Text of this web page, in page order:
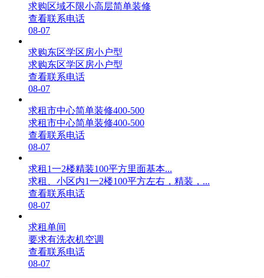
求购区域不限小高层简单装修
查看联系电话
08-07
求购东区学区房小户型
求购东区学区房小户型
查看联系电话
08-07
求租市中心简单装修400-500
求租市中心简单装修400-500
查看联系电话
08-07
求租1一2楼精装100平方里面基本...
求租、小区内1一2楼100平方左右，精装，...
查看联系电话
08-07
求租单间
要求有洗衣机空调
查看联系电话
08-07